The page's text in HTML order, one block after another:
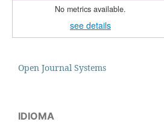
No metrics available.
see details
Open Journal Systems
IDIOMA